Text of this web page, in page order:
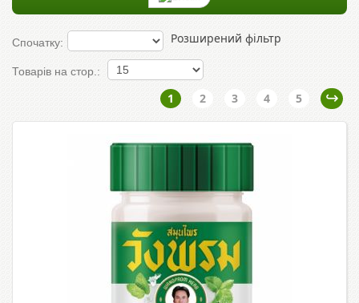
Спочатку: Розширений фільтр
Товарів на стор.:
1 2 3 4 5